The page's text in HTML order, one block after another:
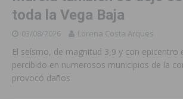
toda la Vega Baja
03/08/2026 Lorena Costa Arques
El seísmo, de magnitud 3,9 y con epicentro
percibido en numerosos municipios de la
provocó daños